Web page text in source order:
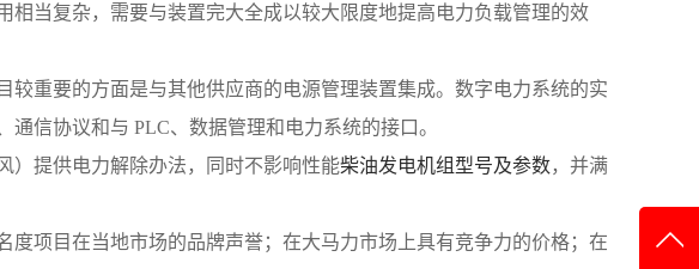
相当复杂，需要与装置完大全成以较大限度地提高电力负载管理的效
较重要的方面是与其他供应商的电源管理装置集成。数字电力系统的实
信协议和与 PLC、数据管理和电力系统的接口。
）提供电力解除办法，同时不影响性能柴油发电机组型号及参数，并满
项目在当地市场的品牌声誉；在大马力市场上具有竞争力的价格；在